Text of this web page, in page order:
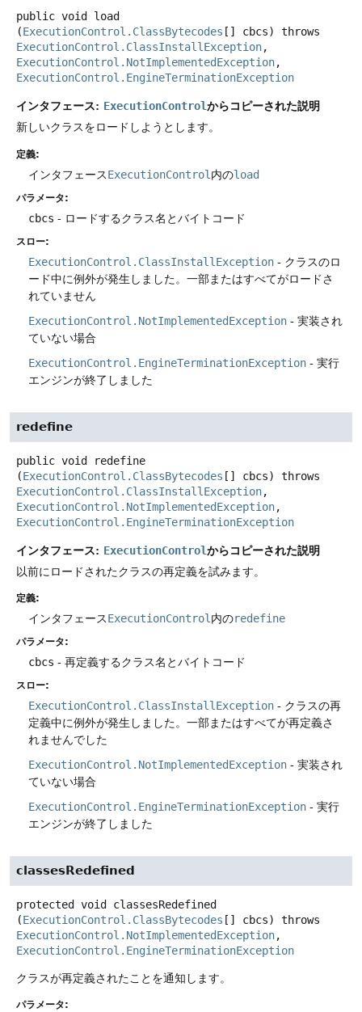
public void
load
(ExecutionControl.ClassBytecodes [] cbcs)
throws
ExecutionControl.ClassInstallException
ExecutionControl.NotImplementedException
ExecutionControl.EngineTerminationException
インタフェース: ExecutionControlからコピーされた説明
新しいクラスをロードしようとします。
定義:
インタフェースExecutionControl 内のload
パラメータ:
cbcs - ロードするクラス名とバイトコード
スロー:
ExecutionControl.ClassInstallException - クラスのロ
ード中に例外が発生しました。一部またはすべてがロードさ
れていません
ExecutionControl.NotImplementedException - 実装され
ていない場合
ExecutionControl.EngineTerminationException - 実行
エンジンが終了しました
redefine
public void
redefine
(ExecutionControl.ClassBytecodes [] cbcs)
throws
ExecutionControl.ClassInstallException
ExecutionControl.NotImplementedException
ExecutionControl.EngineTerminationException
インタフェース: ExecutionControlからコピーされた説明
以前にロードされたクラスの再定義を試みます。
定義:
インタフェースExecutionControl 内のredefine
パラメータ:
cbcs - 再定義するクラス名とバイトコード
スロー:
ExecutionControl.ClassInstallException - クラスの再
定義中に例外が発生しました。一部またはすべてが再定義さ
れませんでした
ExecutionControl.NotImplementedException - 実装され
ていない場合
ExecutionControl.EngineTerminationException - 実行
エンジンが終了しました
classesRedefined
protected void
classesRedefined
(ExecutionControl.ClassBytecodes [] cbcs)
throws
ExecutionControl.NotImplementedException
ExecutionControl.EngineTerminationException
クラスが再定義されたことを通知します。
パラメータ: